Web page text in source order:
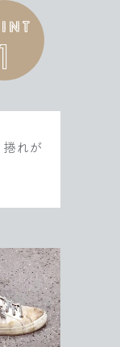
1
捲れが